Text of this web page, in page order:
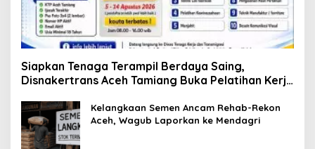
Siapkan Tenaga Terampil Berdaya Saing,
Disnakertrans Aceh Tamiang Buka Pelatihan Kerja
Kelangkaan Semen Ancam Rehab-Rekon
Aceh, Wagub Laporkan ke Mendagri